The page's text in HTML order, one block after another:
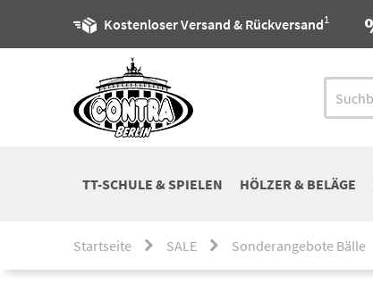
Kostenloser Versand & Rückversand1
TT-SCHULE & SPIELEN HÖLZER & BELÄGE
Startseite SALE Sonderangebote Bälle